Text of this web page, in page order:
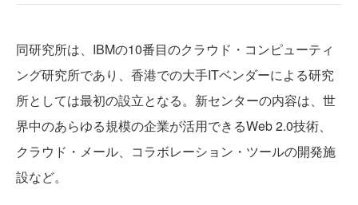
同研究所は、IBMの10番目のクラウド・コンピューティ
ング研究所であり、香港での大手ITベンダーによる研究
所としては最初の設立となる。新センターの内容は、世
界中のあらゆる規模の企業が活用できるWeb 2.0技術、
クラウド・メール、コラボレーション・ツールの開発施
設など。